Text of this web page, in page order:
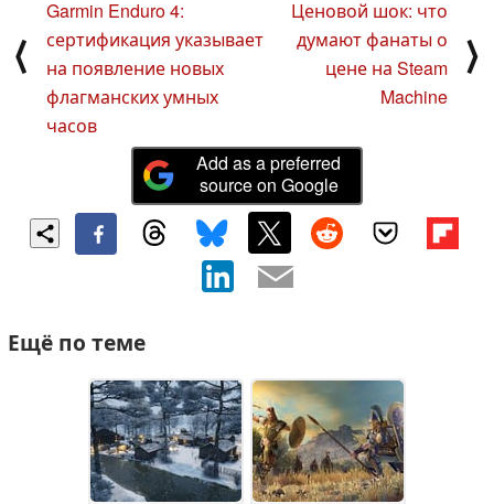
⟨
Garmin Enduro 4:
сертификация указывает
на появление новых
флагманских умных
часов
Ценовой шок: что
думают фанаты о
цене на Steam
Machine
⟩
Add as a preferred
source on Google
Ещё по теме